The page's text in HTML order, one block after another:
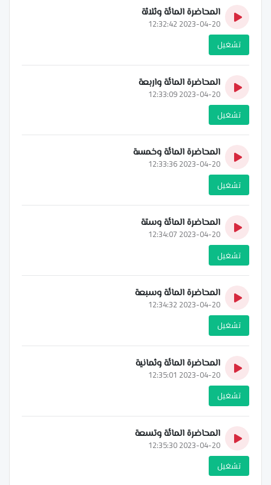
المحاضرة المائة وثلاثة
2023-04-20 12:32:42
تشغيل
المحاضرة المائة واربعة
2023-04-20 12:33:09
تشغيل
المحاضرة المائة وخمسة
2023-04-20 12:33:36
تشغيل
المحاضرة المائة وستة
2023-04-20 12:34:07
تشغيل
المحاضرة المائة وسبعة
2023-04-20 12:34:32
تشغيل
المحاضرة المائة وثمانية
2023-04-20 12:35:01
تشغيل
المحاضرة المائة وتسعة
2023-04-20 12:35:30
تشغيل